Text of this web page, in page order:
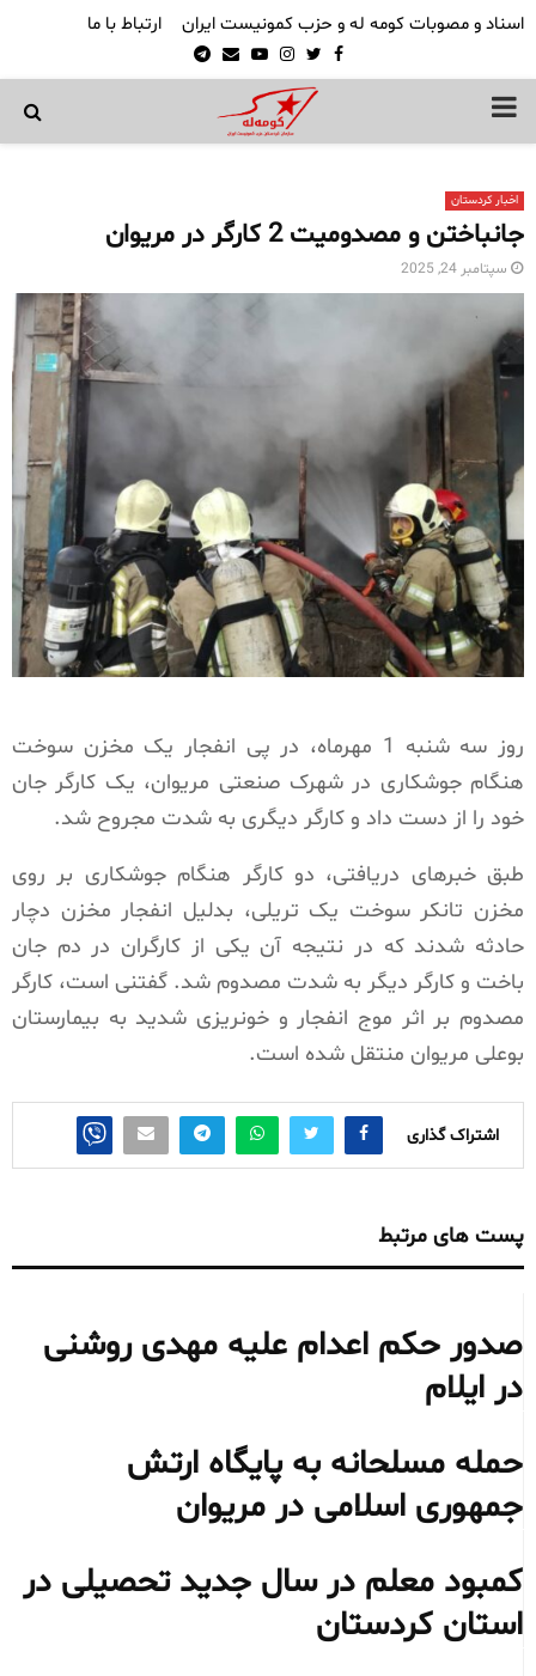
اسناد و مصوبات کومه له و حزب کمونیست ایران ارتباط با ما
Facebook
Twitter
Instagram
Youtube
Email
Telegram
PRIMARY
اخبار کردستان
جانباختن و مصدومیت 2 کارگر در مریوان
سپتامبر 24, 2025
روز سه شنبه 1 مهرماه، در پی انفجار یک مخزن سوخت
هنگام جوشکاری در شهرک صنعتی مریوان، یک کارگر جان
خود را از دست داد و کارگر دیگری به شدت مجروح شد.
طبق خبرهای دریافتی، دو کارگر هنگام جوشکاری بر روی
مخزن تانکر سوخت یک تریلی، بدلیل انفجار مخزن دچار
حادثه شدند که در نتیجه آن یکی از کارگران در دم جان
باخت و کارگر دیگر به شدت مصدوم شد. گفتنی است، کارگر
مصدوم بر اثر موج انفجار و خونریزی شدید به بیمارستان
بوعلی مریوان منتقل شده است.
اشتراک گذاری
پست های مرتبط
صدور حکم اعدام علیه مهدی روشنی
در ایلام
حمله مسلحانه به پایگاه ارتش
جمهوری اسلامی در مریوان
کمبود معلم در سال جدید تحصیلی در
استان کردستان